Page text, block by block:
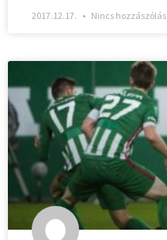
2017.12.17. Nincs hozzászólás